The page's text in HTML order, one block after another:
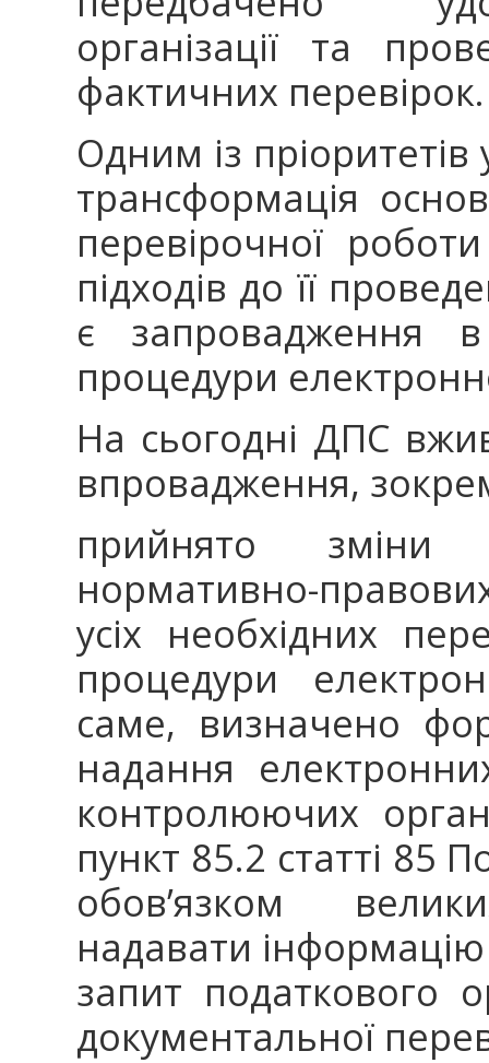
організації та
фактичних перевірок.
Одним із
трансформація
перевірочної
підходів до її
є запровадження в
процедури
На сьогодні ДПС
впровадження,
прийнято
нормативно-
усіх необхідних
процедури
саме, визначено
надання
контролюючих
пункт 85.2 статті 85
обов’язком
надавати
запит податкового
документальної